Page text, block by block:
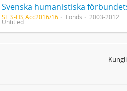
Svenska humanistiska
SE S-HS Acc2016/16 Fonds 2003-2012
Untitled